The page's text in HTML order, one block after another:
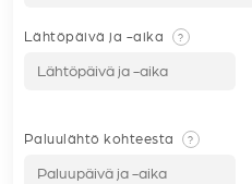
Lähtöpäivä ja -aika ?
Paluulähtö kohteesta ?